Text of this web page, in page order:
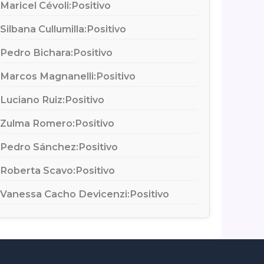
Maricel Cévoli:Positivo
Silbana Cullumilla:Positivo
Pedro Bichara:Positivo
Marcos Magnanelli:Positivo
Luciano Ruiz:Positivo
Zulma Romero:Positivo
Pedro Sánchez:Positivo
Roberta Scavo:Positivo
Vanessa Cacho Devicenzi:Positivo